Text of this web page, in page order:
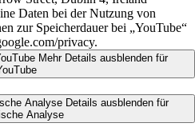
Daten bei der Nutzung von
zur Speicherdauer bei „YouTube“
privacy.
Mehr Details ausblendenfür
Analyse Details ausblenden für
Analyse